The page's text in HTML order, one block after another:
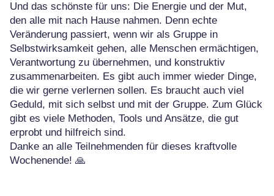
Und das schönste für uns: Die Energie und der Mut,
den alle mit nach Hause nahmen. Denn echte
Veränderung passiert, wenn wir als Gruppe in
Selbstwirksamkeit gehen, alle Menschen ermächtigen,
Verantwortung zu übernehmen, und konstruktiv
zusammenarbeiten. Es gibt auch immer wieder Dinge,
die wir gerne verlernen sollen. Es braucht auch viel
Geduld, mit sich selbst und mit der Gruppe. Zum Glück
gibt es viele Methoden, Tools und Ansätze, die gut
erprobt und hilfreich sind.
Danke an alle Teilnehmenden für dieses kraftvolle
Wochenende! 🙏